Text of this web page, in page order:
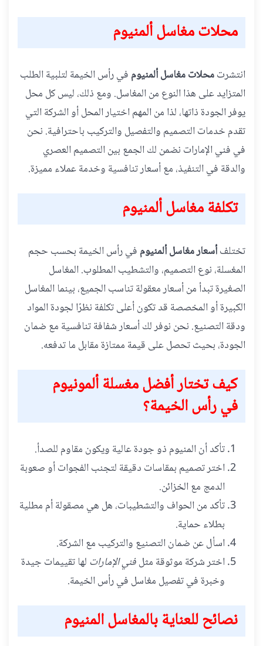
محلات مغاسل ألمنيوم
انتشرتمحلات مغاسل ألمنيوم في رأس الخيمة لتلبية الطلب
المتزايد على هذا النوع من المغاسل. ومع ذلك، ليس كل محل
يوفر الجودة ذاتها، لذا من المهم اختيار المحل أو الشركة التي
تقدم خدمات التصميم والتفصيل والتركيب باحترافية. نحن
في فني الإمارات نضمن لك الجمع بين التصميم العصري
والدقة في التنفيذ، مع أسعار تنافسية وخدمة عملاء مميزة.
تكلفة مغاسل ألمنيوم
تختلفأسعار مغاسل ألمنيوم في رأس الخيمة بحسب حجم
المغسلة، نوع التصميم، والتشطيب المطلوب. المغاسل
الصغيرة تبدأ من أسعار معقولة تناسب الجميع، بينما المغاسل
الكبيرة أو المخصصة قد تكون أعلى تكلفة نظرًا لجودة المواد
ودقة التصنيع. نحن نوفر لك أسعار شفافة تنافسية مع ضمان
الجودة، بحيث تحصل على قيمة ممتازة مقابل ما تدفعه.
كيف تختار أفضل مغسلة ألمونيوم
في رأس الخيمة؟
تأكد أن المنيوم ذو جودة عالية ويكون مقاوم للصدأ.
اختر تصميم بمقاسات دقيقة لتجنب الفجوات أو صعوبة
الدمج مع الخزائن.
تأكد من الحواف والتشطيبات، هل هي مصقولة أم مطلية
بطلاء حماية.
اسأل عن ضمان التصنيع والتركيب مع الشركة.
اختر شركة موثوقة مثلفني الإمارات لها تقييمات جيدة
وخبرة في تفصيل مغاسل في رأس الخيمة.
نصائح للعناية بالمغاسل المنيوم